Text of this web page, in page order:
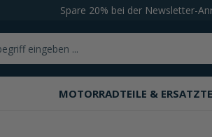
Spare 20% bei der Newsletter-
MOTORRADTEILE &